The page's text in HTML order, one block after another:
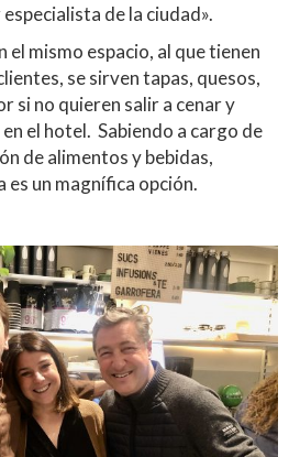
de la ciudad».
el mismo espacio, al que tienen
se sirven tapas, quesos,
si no quieren salir a cenar y
el hotel. Sabiendo a cargo de
de alimentos y bebidas,
un magnífica opción.